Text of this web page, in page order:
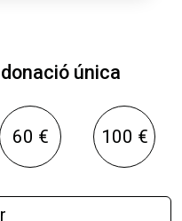
única
60 € 100 €